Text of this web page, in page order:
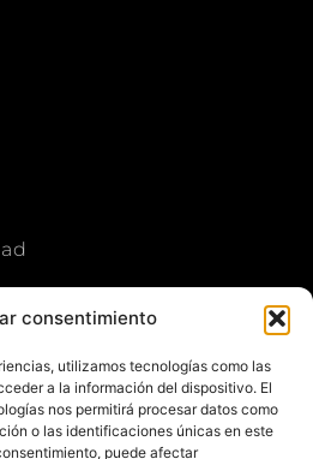
consentimiento
utilizamos tecnologías como las
a la información del dispositivo. El
nos permitirá procesar datos como
o las identificaciones únicas en este
puede afectar